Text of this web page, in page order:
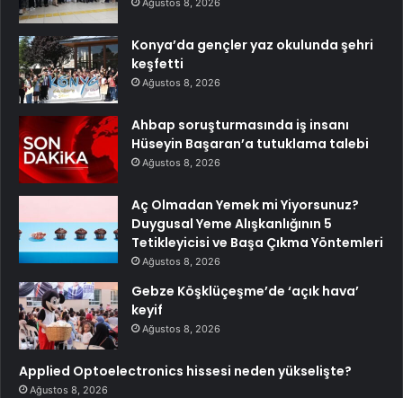
Ağustos 8, 2026
Konya’da gençler yaz okulunda şehri
keşfetti
Ağustos 8, 2026
Ahbap soruşturmasında iş insanı
Hüseyin Başaran’a tutuklama talebi
Ağustos 8, 2026
Aç Olmadan Yemek mi Yiyorsunuz?
Duygusal Yeme Alışkanlığının 5
Tetikleyicisi ve Başa Çıkma Yöntemleri
Ağustos 8, 2026
Gebze Köşklüçeşme’de ‘açık hava’
keyif
Ağustos 8, 2026
Applied Optoelectronics hissesi neden yükselişte?
Ağustos 8, 2026